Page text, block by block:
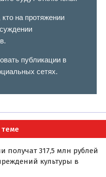
на протяжении
публикации в
сетях.
получат 317,5 млн рублей
культуры в